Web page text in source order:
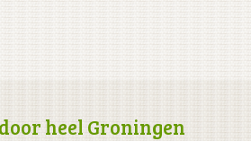
heel Groningen